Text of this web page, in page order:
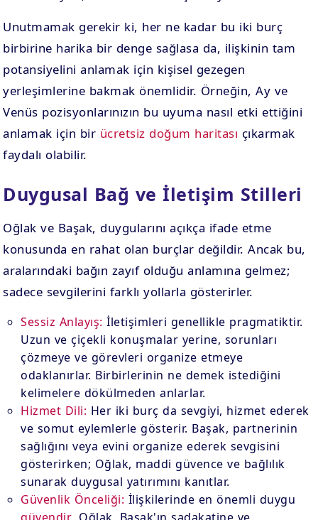
Unutmamak gerekir ki, her ne kadar bu iki burç
birbirine harika bir denge sağlasa da, ilişkinin tam
potansiyelini anlamak için kişisel gezegen
yerleşimlerine bakmak önemlidir. Örneğin, Ay ve
Venüs pozisyonlarınızın bu uyuma nasıl etki ettiğini
anlamak için bir ücretsiz doğum haritası çıkarmak
faydalı olabilir.
Duygusal Bağ ve İletişim Stilleri
Oğlak ve Başak, duygularını açıkça ifade etme
konusunda en rahat olan burçlar değildir. Ancak bu,
aralarındaki bağın zayıf olduğu anlamına gelmez;
sadece sevgilerini farklı yollarla gösterirler.
Sessiz Anlayış: İletişimleri genellikle pragmatiktir.
Uzun ve çiçekli konuşmalar yerine, sorunları
çözmeye ve görevleri organize etmeye
odaklanırlar. Birbirlerinin ne demek istediğini
kelimelere dökülmeden anlarlar.
Hizmet Dili: Her iki burç da sevgiyi, hizmet ederek
ve somut eylemlerle gösterir. Başak, partnerinin
sağlığını veya evini organize ederek sevgisini
gösterirken; Oğlak, maddi güvence ve bağlılık
sunarak duygusal yatırımını kanıtlar.
Güvenlik Önceliği: İlişkilerinde en önemli duygu